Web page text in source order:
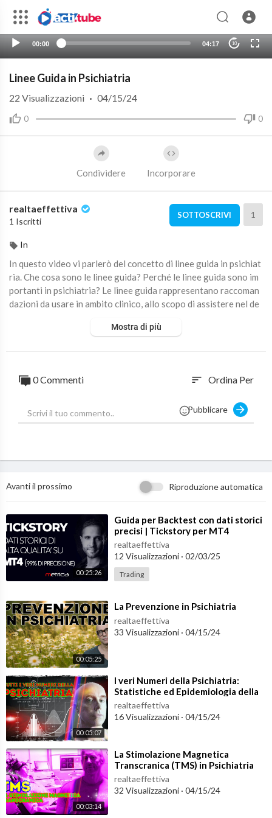
00:00 04:17 10
Linee Guida in Psichiatria
0 0
22 Visualizzazioni · 04/15/24
Condividere Incorporare
realtaeffettiva
1 Iscritti
SOTTOSCRIVI 1
In
In questo video vi parlerò del concetto di linee guida in psichiat
ria. Che cosa sono le linee guida? Perché le linee guida sono im
portanti in psichiatria? Le linee guida rappresentano raccoman
dazioni da usare in ambito clinico, allo scopo di assistere nel de
w.valeriorosso.com/2....017/12/10/linee-guid
#psichiatria #lineeguida
Vi interessano la Psichiatria e le Neuroscienze? Bene, allora isc
Mente ed il Corpo
….andate su:https://amzn.to/2IZwjhm
“Psichiatria Rock” - 50 pensieri off line dal mio blog
….andate su:https://amzn.to/2IVKKmJ
Mostra di più
0 Commenti sort Ordina Per
Pubblicare
Avanti il prossimo Riproduzione automatica
00:25:26
⁣Guida per Backtest con dati storici
precisi | Tickstory per MT4
realtaeffettiva
12 Visualizzazioni · 02/03/25
Trading
00:05:25
⁣La Prevenzione in Psichiatria
realtaeffettiva
33 Visualizzazioni · 04/15/24
00:05:07
⁣I veri Numeri della Psichiatria:
Statistiche ed Epidemiologia della
Salute Mentale
realtaeffettiva
16 Visualizzazioni · 04/15/24
00:03:14
⁣La Stimolazione Magnetica
Transcranica (TMS) in Psichiatria
realtaeffettiva
32 Visualizzazioni · 04/15/24